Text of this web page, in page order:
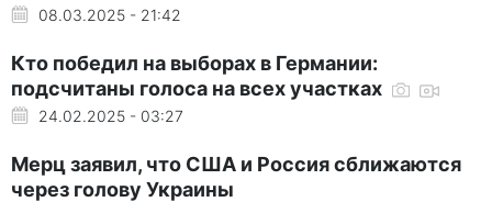
08.03.2025 - 21:42
Кто победил на выборах в Германии:
подсчитаны голоса на всех участках
24.02.2025 - 03:27
Мерц заявил, что США и Россия сближаются
через голову Украины